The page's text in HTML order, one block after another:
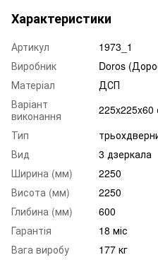
Характеристики
Артикул
1973_1
Виробник
Doros
Матеріал
ДСП
Варіант
виконання
225x225x60
Тип
Вид
3 дзеркала
Ширина (мм)
2250
Висота (мм)
2250
Глибина (мм)
600
Гарантія
18 міс
Вага виробу
177 кг